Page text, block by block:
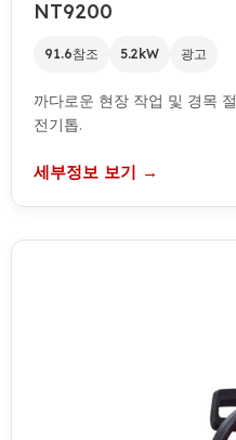
NT9200
91.6참조 5.2kW 광고
까다로운 현장 작업 및 경목
전기톱.
세부정보 보기 →